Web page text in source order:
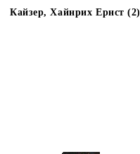
Кайзер, Хайнрих Ернст (2)